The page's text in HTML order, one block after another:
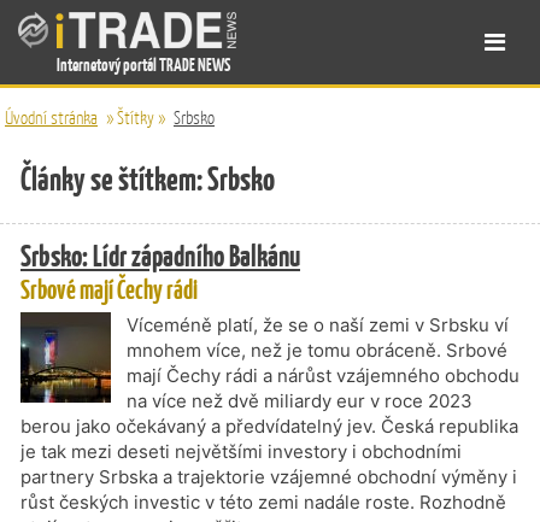
Internetový portál TRADE NEWS
Úvodní stránka »Štítky» Srbsko
Články se štítkem: Srbsko
Srbsko: Lídr západního Balkánu
Srbové mají Čechy rádi
Víceméně platí, že se o naší zemi v Srbsku ví
mnohem více, než je tomu obráceně. Srbové
mají Čechy rádi a nárůst vzájemného obchodu
na více než dvě miliardy eur v roce 2023
berou jako očekávaný a předvídatelný jev. Česká republika
je tak mezi deseti největšími investory i obchodními
partnery Srbska a trajektorie vzájemné obchodní výměny i
růst českých investic v této zemi nadále roste. Rozhodně